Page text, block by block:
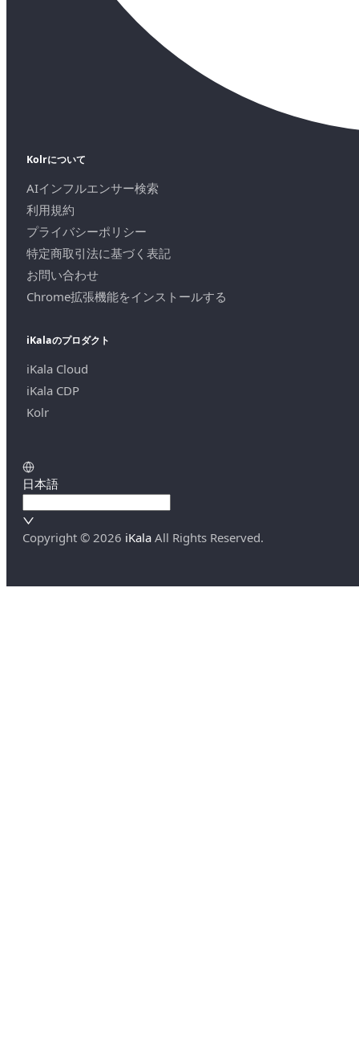
Kolrについて
AIインフルエンサー検索
利用規約
プライバシーポリシー
特定商取引法に基づく表記
お問い合わせ
Chrome拡張機能をインストールする
iKalaのプロダクト
iKala Cloud
iKala CDP
Kolr
日本語
Copyright © 2026 iKala All Rights Reserved.